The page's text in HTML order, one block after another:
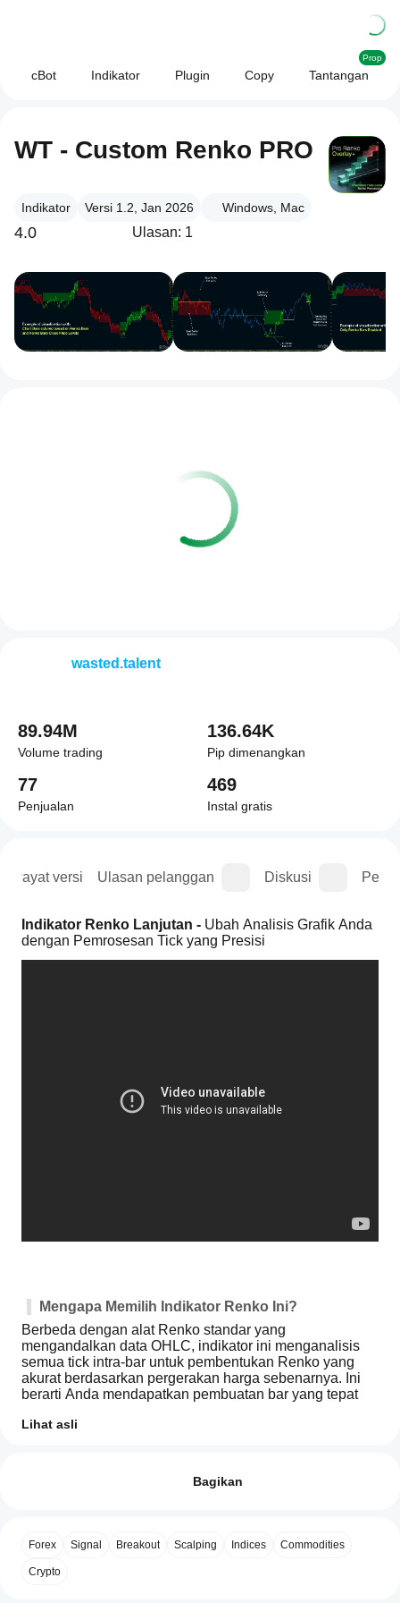
cBot Indikator Plugin Copy Tantangan
Prop
WT - Custom Renko PRO
Indikator Versi 1.2, Jan 2026 Windows, Mac
4.0 Ulasan: 1
versi Ulasan pelanggan Diskusi
Indikator Renko Lanjutan - Ubah Analisis Grafik Anda
dengan Pemrosesan Tick yang Presisi
Mengapa Memilih Indikator Renko Ini?
Berbeda dengan alat Renko standar yang
mengandalkan data OHLC, indikator ini menganalisis
semua tick intra-bar untuk pembentukan Renko yang
akurat berdasarkan pergerakan harga sebenarnya. Ini
berarti Anda mendapatkan pembuatan bar yang tepat
bukan perkiraan.
Berbagai Konfigurasi Tampilan
mandiri
Grafik yang Ditingkatkan
Lihat asli
is
advanced
0 %
2
0 %
instalasi,
tambahkan
instance
cTrader
mana yang
Bagikan
Forex Signal Breakout Scalping Indices Commodities
Crypto
wasted.talent
89.94M
Volume trading
136.64K
Pip dimenangkan
77
Penjualan
469
Instal gratis